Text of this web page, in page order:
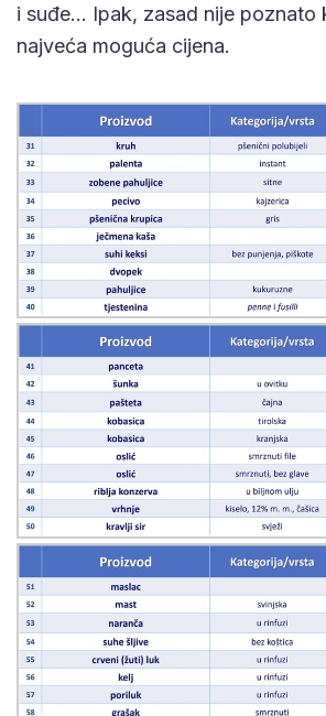
i suđe… Ipak, zasad nije poznato
najveća moguća cijena.